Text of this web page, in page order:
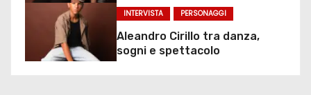
INTERVISTA PERSONAGGI
Aleandro Cirillo tra danza,
sogni e spettacolo